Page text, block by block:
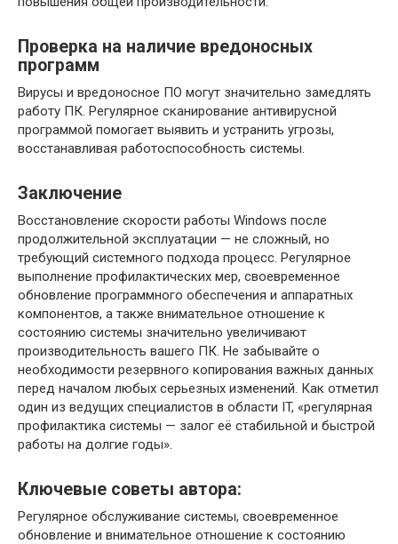
Проверка на наличие вредоносных
программ
Вирусы и вредоносное ПО могут значительно замедлять
работу ПК. Регулярное сканирование антивирусной
программой помогает выявить и устранить угрозы,
восстанавливая работоспособность системы.
Заключение
Восстановление скорости работы Windows после
продолжительной эксплуатации — не сложный, но
требующий системного подхода процесс. Регулярное
выполнение профилактических мер, своевременное
обновление программного обеспечения и аппаратных
компонентов, а также внимательное отношение к
состоянию системы значительно увеличивают
производительность вашего ПК. Не забывайте о
необходимости резервного копирования важных данных
перед началом любых серьезных изменений. Как отметил
один из ведущих специалистов в области IT, «регулярная
профилактика системы — залог её стабильной и быстрой
работы на долгие годы».
Ключевые советы автора:
Регулярное обслуживание системы, своевременное
обновление и внимательное отношение к состоянию